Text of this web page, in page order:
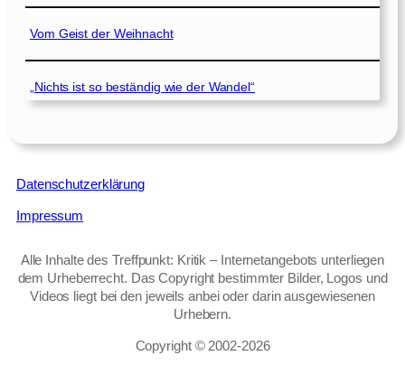
Vom Geist der Weihnacht
„Nichts ist so beständig wie der Wandel“
Datenschutzerklärung
Impressum
Alle Inhalte des Treffpunkt: Kritik – Internetangebots unterliegen
dem Urheberrecht. Das Copyright bestimmter Bilder, Logos und
Videos liegt bei den jeweils anbei oder darin ausgewiesenen
Urhebern.
Copyright © 2002‑2026